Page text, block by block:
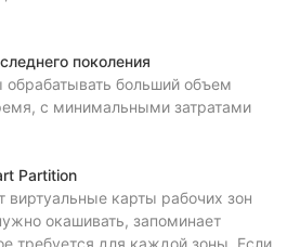
поколения
больший объем
с минимальными затратами
Partition
виртуальные карты рабочих зон
окашивать, запоминает
требуется для каждой зоны. Если